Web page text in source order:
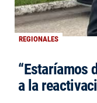
REGIONALES
“Estaríamos
a la